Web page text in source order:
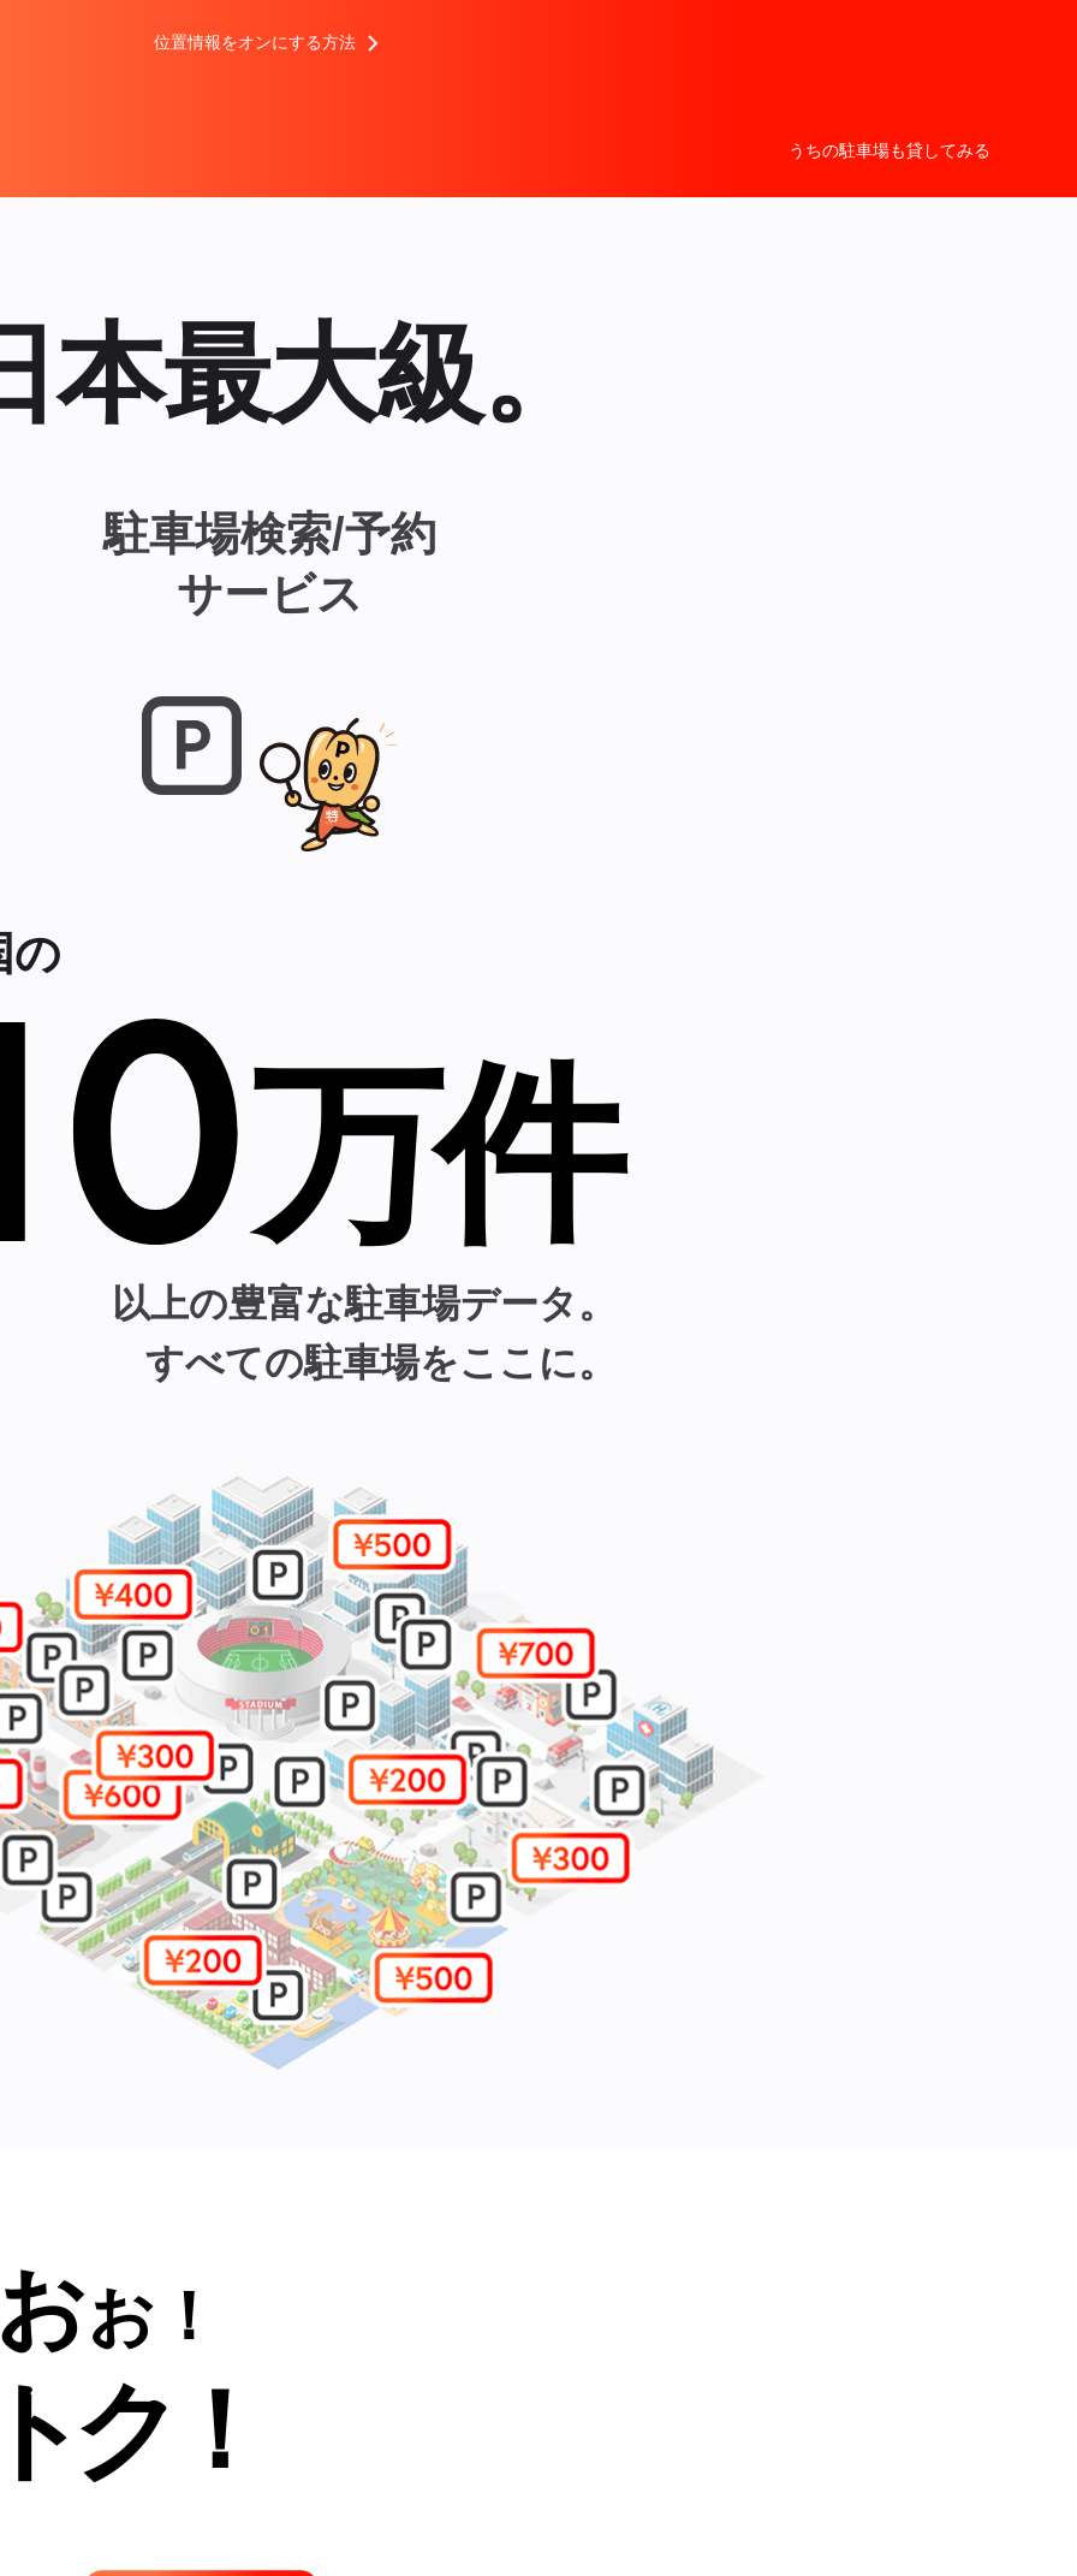
位置情報をオンにする方法
うちの駐車場も貸してみる
本最大級。
駐車場検索/予約
サービス
の
万件
以上の豊富な駐車場データ。
すべての駐車場をここに。
お！
ク！